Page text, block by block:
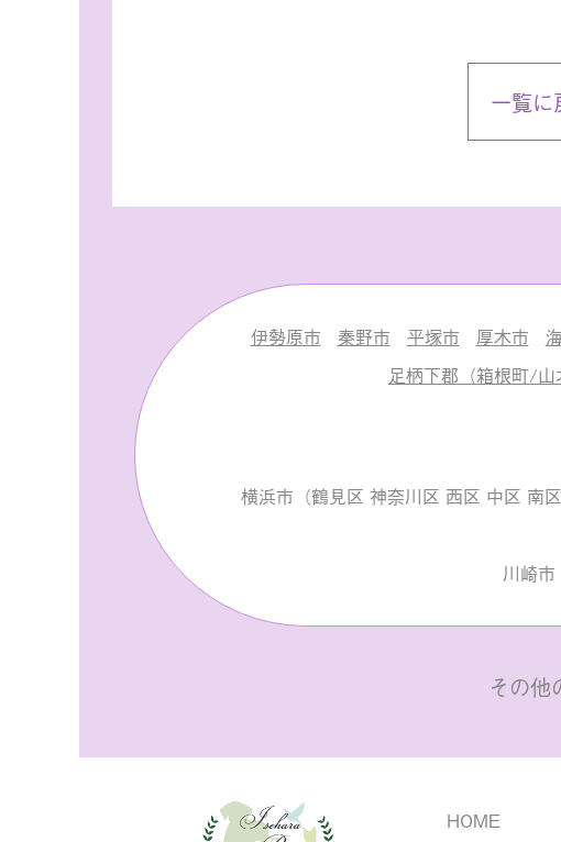
一覧に
伊勢原市 秦野市 平塚市 厚木市
足柄下郡（箱根町/山
横浜市（鶴見区 神奈川区 西区 中区 南
川崎市
その他
HOME